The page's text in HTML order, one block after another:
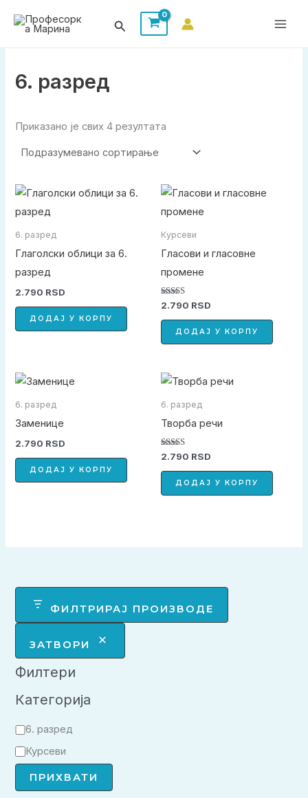
Претрага
6. разред
Приказано је свих 4 резултата
6. разред
Глаголски облици за 6.
разред
2.790 RSD
ДОДАЈ У КОРПУ
Курсеви
Гласови и гласовне
промене
Оцењено са
од 5
2.790 RSD
ДОДАЈ У КОРПУ
6. разред
Заменице
2.790 RSD
ДОДАЈ У КОРПУ
6. разред
Творба речи
Оцењено са
од 5
2.790 RSD
ДОДАЈ У КОРПУ
ФИЛТРИРАЈ ПРОИЗВОДЕ
ЗАТВОРИ
Филтери
Категорија
К
а
т
е
6. разред
Курсеви
ПРИХВАТИ